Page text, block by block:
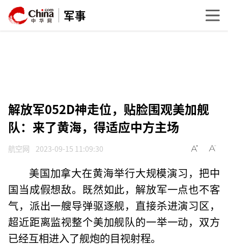
军事
解放军052D神走位，贴脸围观美加舰
队：来了黄海，得适应中方主场
航空网 2023-09-15 11:09:30
美国加拿大在黄海举行大规模演习，把中
国当成假想敌。既然如此，解放军一点也不客
气，派出一艘导弹驱逐舰，直接杀进演习区，
超近距离监视整个美加舰队的一举一动，双方
已经互相进入了舰炮的目视射程。